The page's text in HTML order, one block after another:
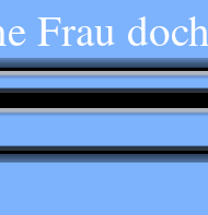
Frau